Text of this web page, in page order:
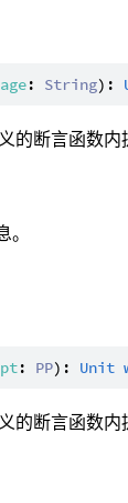
: String):
的断言函数内
pt: PP): Unit
的断言函数内